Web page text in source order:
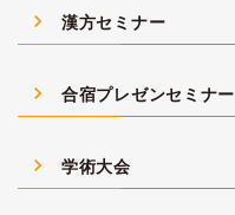
navigate_next 漢方セミナー
navigate_next 合宿プレゼンセミナー
navigate_next 学術大会